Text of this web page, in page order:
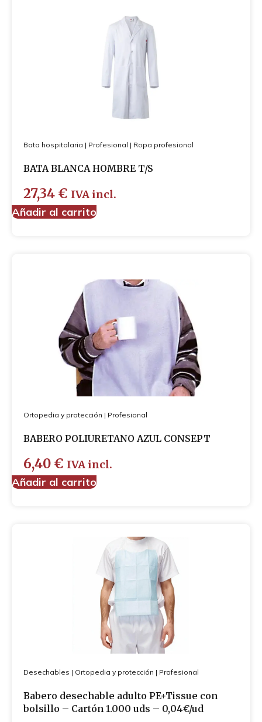
Bata hospitalaria | Profesional | Ropa profesional
BATA BLANCA HOMBRE T/S
27,34 € IVA incl.
Añadir al carrito
Ortopedia y protección | Profesional
BABERO POLIURETANO AZUL CONSEPT
6,40 € IVA incl.
Añadir al carrito
Desechables | Ortopedia y protección | Profesional
Babero desechable adulto PE+Tissue con
bolsillo – Cartón 1.000 uds – 0,04€/ud